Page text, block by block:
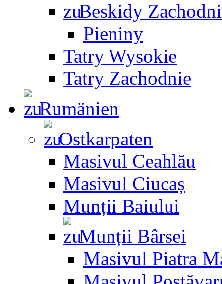
Beskidy
Pieniny
Tatry Wysokie
Tatry Zachodnie
Rumänien
Ostkarpaten
Masivul Ceahlău
Masivul Ciucaș
Munții Baiului
Munții Bârsei
Masivul Piatra